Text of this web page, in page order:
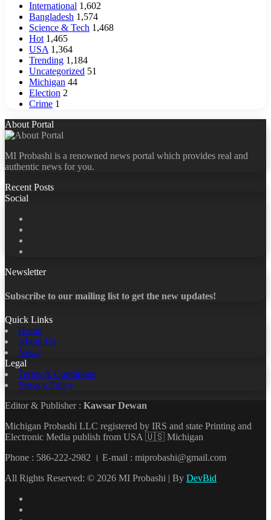
International 1,602
Bangladesh 1,574
Science & Tech 1,468
Hot 1,465
USA 1,364
Trending 1,184
Uncategorized 51
Michigan 44
Election 2
Crime 1
About Portal
MI Probashi is a renowned news portal which provides real and
authentic news for you.
Recent Posts
Social
Newsletter
Subscribe to our mailing list to get the new updates!
Quick Links
Home
About Us
News
Legal
Terms & Conditions
Privacy Policy
Editor & Publisher : Kawsar Dewan
Michigan Probashi LLC registered by IRS and state Printing and
Electronic Media publish from USA 🇺🇸 Michigan
Phone : 586-222-2982 । E-mail : miprobashi@gmail.com
All Rights Reserved: © 2026 MI Probashi | By DevBid